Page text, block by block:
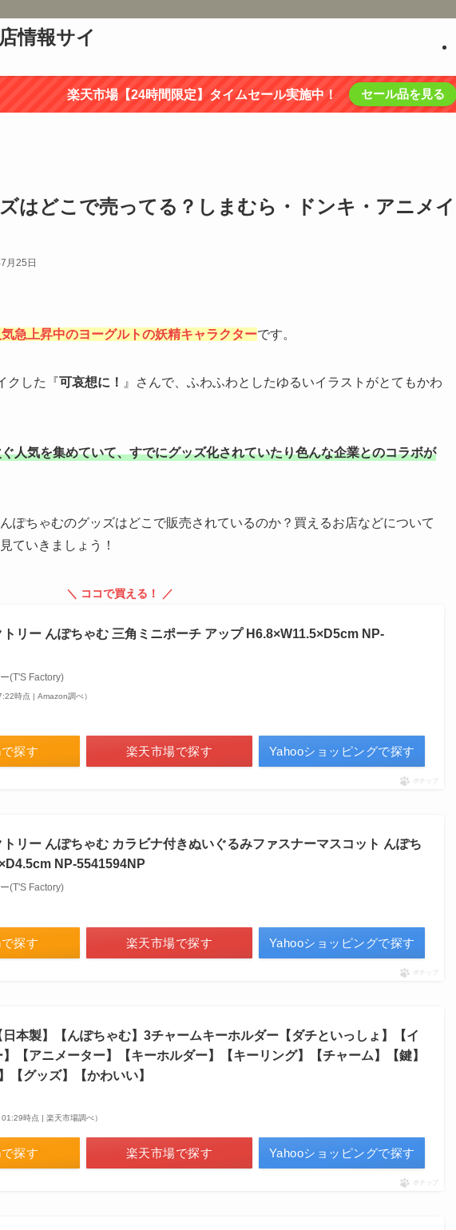
情報サイ
楽天市場【24時間限定】タイムセール実施中！ セール品を見る
はどこで売ってる？しまむら・ドンキ・アニメイ
月25日
急上昇中のヨーグルトの妖精キャラクターです。
クした『可哀想に！ 』さんで、ふわふわとしたゆるいイラストがとてもかわ
人気を集めていて、すでにグッズ化されていたり色んな企業とのコラボが
ぽちゃむのグッズはどこで販売されているのか？買えるお店などについて
ていきましょう！
＼ ココで買える！ ／
リー んぽちゃむ 三角ミニポーチ アップ H6.8×W11.5×D5cm NP-
(T'S Factory)
時点 | Amazon調べ）
探す 楽天市場で探す Yahooショッピングで探す
ポチップ
リー んぽちゃむ カラビナ付きぬいぐるみファスナーマスコット んぽち
NP-5541594NP
(T'S Factory)
探す 楽天市場で探す Yahooショッピングで探す
ポチップ
日本製】【んぽちゃむ】3チャームキーホルダー【ダチといっしょ】【イ
【アニメーター】【キーホルダー】【キーリング】【チャーム】【鍵】
【グッズ】【かわいい】
時点 | 楽天市場調べ）
探す 楽天市場で探す Yahooショッピングで探す
ポチップ